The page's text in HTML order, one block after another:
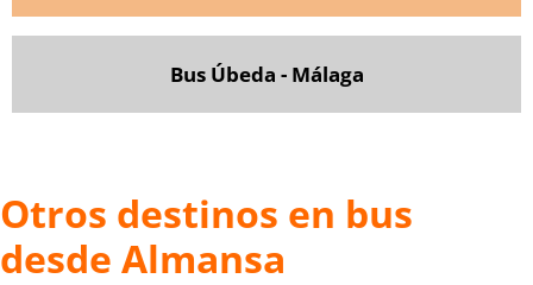
Bus Úbeda - Málaga
Otros destinos en bus
desde Almansa